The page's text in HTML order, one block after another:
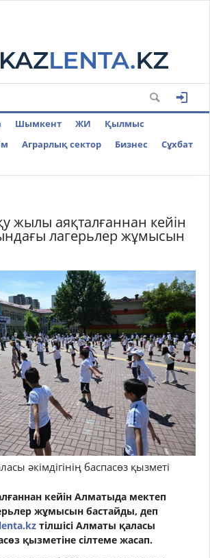
Шымкент ЖИ
Қылмыс
Аграрлық сектор Бизнес
Cұхбат
жылы аяқталғаннан кейін
лагерьлер жұмысын
әкімдігінің баспасөз қызметі
кейін Алматыда мектеп
жұмысын бастайды, деп
тілшісі Алматы қаласы
қызметіне сілтеме жасап.